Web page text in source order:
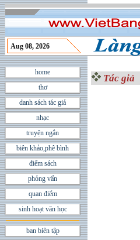
Aug 08, 2026
home
thơ
danh sách tác giả
nhạc
truyện ngắn
biên khảo,phê bình
điểm sách
phỏng vấn
quan điểm
sinh hoạt văn học
ban biên tập
Tác giả